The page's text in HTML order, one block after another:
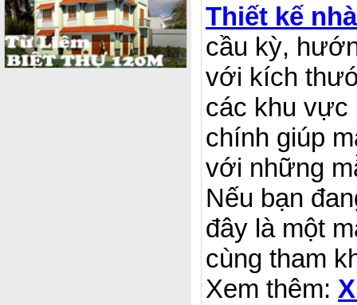
Thiết kế
cầu kỳ,
với kích
các khu vực
chính giúp
với những
Nếu bạn
đây là một
cùng tham
Xem thêm: